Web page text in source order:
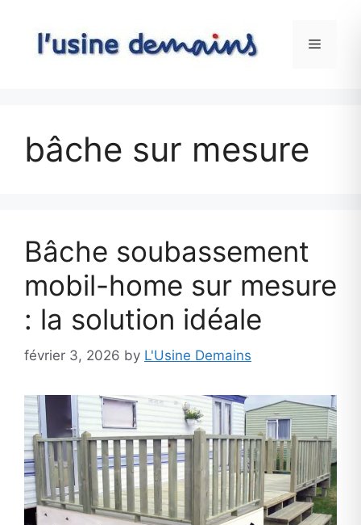
content
Menu
bâche sur mesure
Bâche soubassement
mobil-home sur mesure
: la solution idéale
février 3, 2026 by L'Usine Demains